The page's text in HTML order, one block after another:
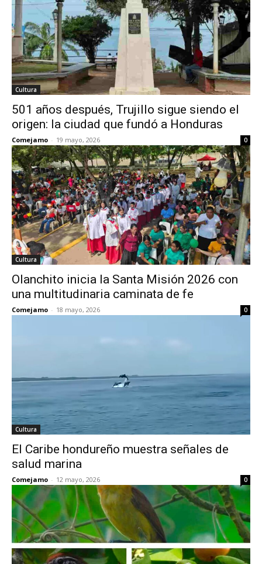
Cultura
501 años después, Trujillo sigue siendo el
origen: la ciudad que fundó a Honduras
Comejamo - 19 mayo, 2026 0
Cultura
Olanchito inicia la Santa Misión 2026 con
una multitudinaria caminata de fe
Comejamo - 18 mayo, 2026 0
Cultura
El Caribe hondureño muestra señales de
salud marina
Comejamo - 12 mayo, 2026 0